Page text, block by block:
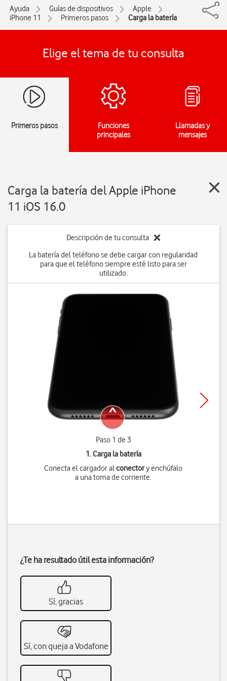
Ayuda Guías de dispositivos
Apple
iPhone 11
Primeros pasos Carga la batería
Elige el tema de tu consulta
Primeros pasos
Funciones
principales
Llamadas y
mensajes
Carga la batería del Apple iPhone
11 iOS 16.0
Descripción de tu consulta
La batería del teléfono se debe cargar con regularidad
para que el teléfono siempre esté listo para ser
utilizado.
Paso 1 de 3
1. Carga la batería
Conecta el cargador alconectory enchúfalo
a una toma de corriente.
¿Te ha resultado útil esta información?
Sí, gracias
Sí, con queja a Vodafone